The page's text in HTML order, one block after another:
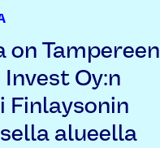
on Tampereen
Oy:n
Finlaysonin
alueella